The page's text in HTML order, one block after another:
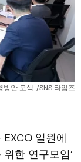
안 모색. /SNS 타임즈
일원에
한 연구모임’